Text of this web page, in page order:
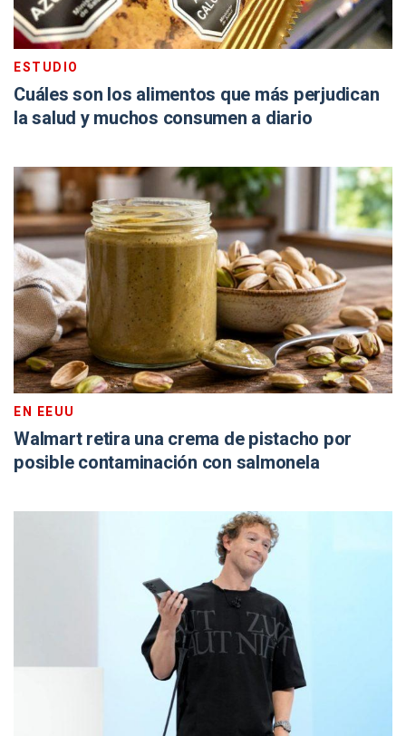
ESTUDIO
Cuáles son los alimentos que más perjudican
la salud y muchos consumen a diario
EN EEUU
Walmart retira una crema de pistacho por
posible contaminación con salmonela